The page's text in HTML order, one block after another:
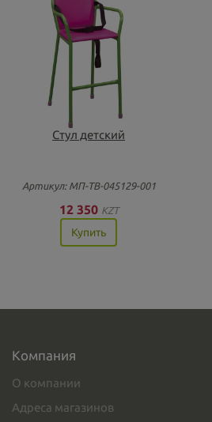
Стул детский
Артикул: МП-ТВ-045129-001
12 350 KZT
Купить
Компания
О компании
Адреса магазинов